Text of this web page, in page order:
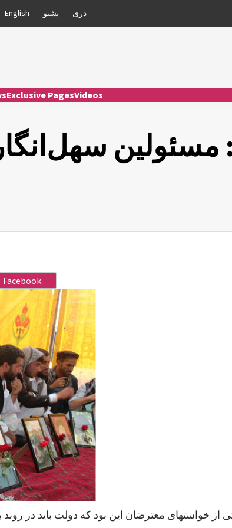
English پشتو دری
Exclusive PagesVideos
مسئولین
Facebook
از خواستهای معترضان این بود که دولت باید در